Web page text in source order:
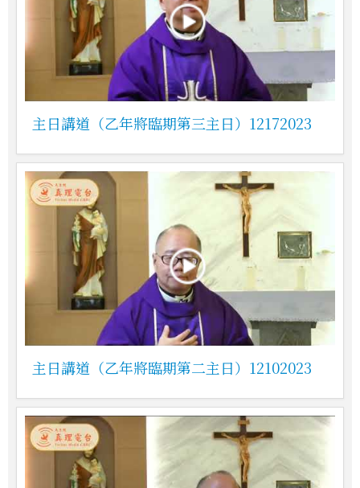
主日講道（乙年將臨期第三主日）12172023
主日講道（乙年將臨期第二主日）12102023